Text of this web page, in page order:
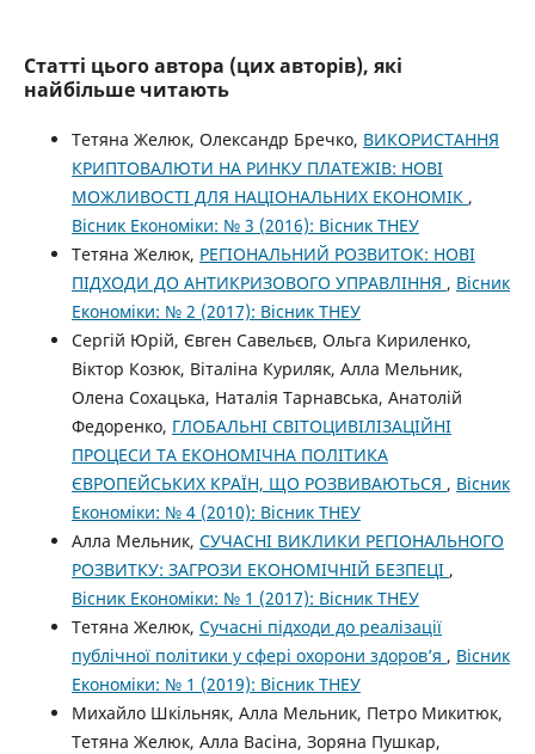
Статті цього автора (цих авторів), які
найбільше читають
Тетяна Желюк, Олександр Бречко, ВИКОРИСТАННЯ
КРИПТОВАЛЮТИ НА РИНКУ ПЛАТЕЖІВ: НОВІ
МОЖЛИВОСТІ ДЛЯ НАЦІОНАЛЬНИХ ЕКОНОМІК ,
Вісник Економіки: № 3 (2016): Вісник ТНЕУ
Тетяна Желюк, РЕГІОНАЛЬНИЙ РОЗВИТОК: НОВІ
ПІДХОДИ ДО АНТИКРИЗОВОГО УПРАВЛІННЯ , Вісник
Економіки: № 2 (2017): Вісник ТНЕУ
Сергій Юрій, Євген Савельєв, Ольга Кириленко,
Віктор Козюк, Віталіна Куриляк, Алла Мельник,
Олена Сохацька, Наталія Тарнавська, Анатолій
Федоренко, ГЛОБАЛЬНІ СВІТОЦИВІЛІЗАЦІЙНІ
ПРОЦЕСИ ТА ЕКОНОМІЧНА ПОЛІТИКА
ЄВРОПЕЙСЬКИХ КРАЇН, ЩО РОЗВИВАЮТЬСЯ , Вісник
Економіки: № 4 (2010): Вісник ТНЕУ
Алла Мельник, СУЧАСНІ ВИКЛИКИ РЕГІОНАЛЬНОГО
РОЗВИТКУ: ЗАГРОЗИ ЕКОНОМІЧНІЙ БЕЗПЕЦІ ,
Вісник Економіки: № 1 (2017): Вісник ТНЕУ
Тетяна Желюк, Сучасні підходи до реалізації
публічної політики у сфері охорони здоров’я , Вісник
Економіки: № 1 (2019): Вісник ТНЕУ
Михайло Шкільняк, Алла Мельник, Петро Микитюк,
Тетяна Желюк, Алла Васіна, Зоряна Пушкар,